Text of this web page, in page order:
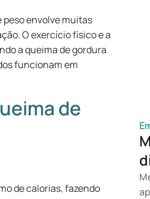
peso envolve muitas
O exercício físico e a
a queima de gordura
funcionam em
de
de calorias, fazendo